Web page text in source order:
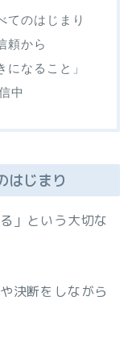
てのはじまり
頼から
なること」
中
はじまり
」という大切な
決断をしながら